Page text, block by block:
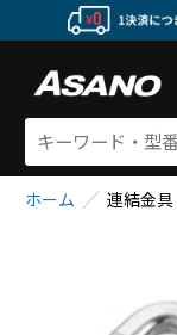
ホーム 連結金具